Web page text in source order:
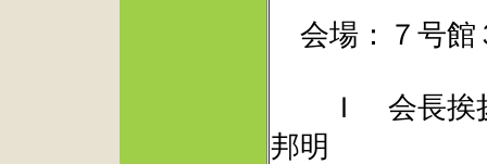
会場：７号館
Ｉ 会長挨
邦明